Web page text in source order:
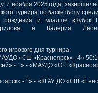
7 ноября 2025 года,
турнира по баскетболу
рождения и младше «Кубок
и Валерия
игрового дня турнира:
«СШ «Красноярск» - 4»
- 1» - «МАУДО «СШ
- 1» - «КГАУ ДО «СШ